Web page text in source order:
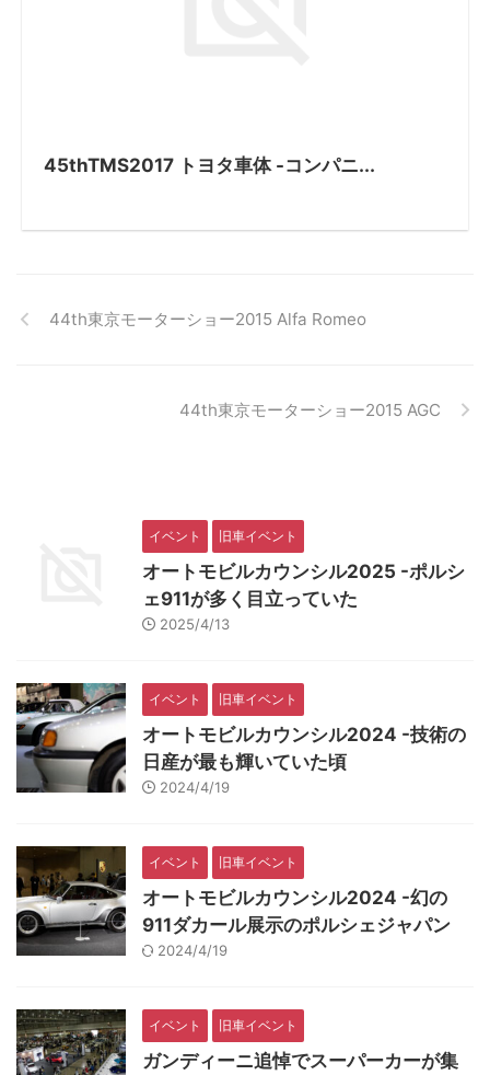
45thTMS2017 トヨタ車体 -コンパニ...
44th東京モーターショー2015 Alfa Romeo
44th東京モーターショー2015 AGC
イベント 旧車イベント
オートモビルカウンシル2025 -ポルシ
ェ911が多く目立っていた
2025/4/13
イベント 旧車イベント
オートモビルカウンシル2024 -技術の
日産が最も輝いていた頃
2024/4/19
イベント 旧車イベント
オートモビルカウンシル2024 -幻の
911ダカール展示のポルシェジャパン
2024/4/19
イベント 旧車イベント
ガンディーニ追悼でスーパーカーが集